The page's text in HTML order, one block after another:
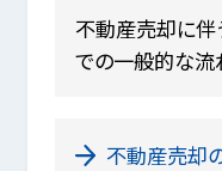
不動産売却に伴
での一般的な流
不動産売却